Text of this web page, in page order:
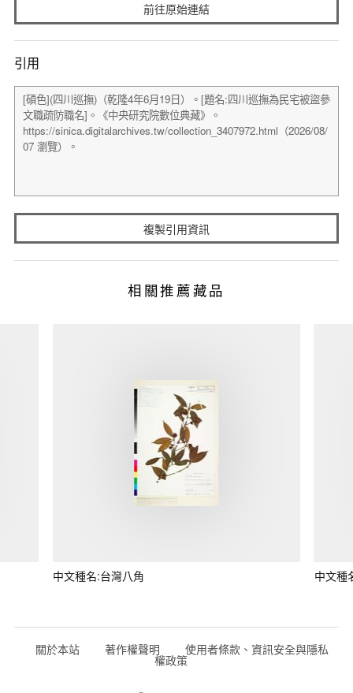
前往原始連結
引用
複製引用資訊
相關推薦藏品
中文種名:台灣八角 中文種
關於本站 著作權聲明 使用者條款、資訊安全與隱私
權政策